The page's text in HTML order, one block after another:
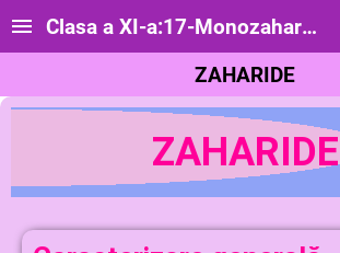
Clasa a XI-a:17-Monozaharide
ZAHARIDE
ZAHARIDE